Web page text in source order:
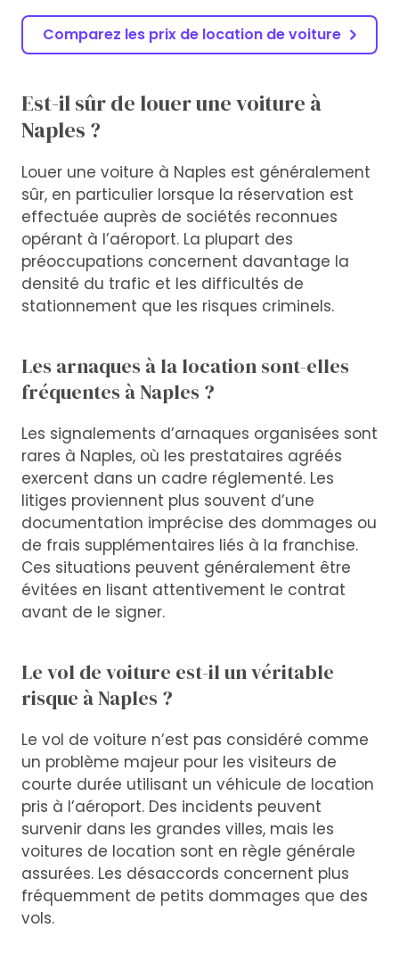
Comparez les prix de location de voiture
Est-il sûr de louer une voiture à
Naples ?
Louer une voiture à Naples est généralement
sûr, en particulier lorsque la réservation est
effectuée auprès de sociétés reconnues
opérant à l’aéroport. La plupart des
préoccupations concernent davantage la
densité du trafic et les difficultés de
stationnement que les risques criminels.
Les arnaques à la location sont-elles
fréquentes à Naples ?
Les signalements d’arnaques organisées sont
rares à Naples, où les prestataires agréés
exercent dans un cadre réglementé. Les
litiges proviennent plus souvent d’une
documentation imprécise des dommages ou
de frais supplémentaires liés à la franchise.
Ces situations peuvent généralement être
évitées en lisant attentivement le contrat
avant de le signer.
Le vol de voiture est-il un véritable
risque à Naples ?
Le vol de voiture n’est pas considéré comme
un problème majeur pour les visiteurs de
courte durée utilisant un véhicule de location
pris à l’aéroport. Des incidents peuvent
survenir dans les grandes villes, mais les
voitures de location sont en règle générale
assurées. Les désaccords concernent plus
fréquemment de petits dommages que des
vols.